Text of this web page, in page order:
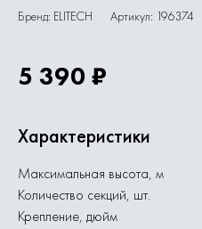
Бренд: ELITECH Артикул: 196374
5 390 ₽
Характеристики
Максимальная высота, м
Количество секций, шт.
Крепление, дюйм